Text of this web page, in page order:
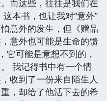
而这些，往往是我们在
本书，也让我对“意外”
意外的发生，但《赠品
意外也可能是生命的馈
它可能是意想不到的，
我记得书中有一个情
收到了一份来自陌生人
，却给了他活下去的希